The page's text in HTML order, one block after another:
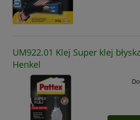
UM922.01 Klej Super klej
Henkel